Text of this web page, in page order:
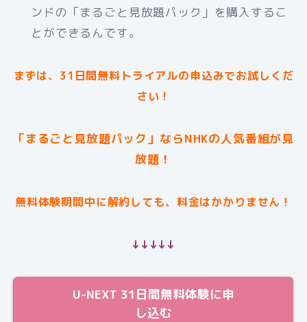
ンドの「まるごと見放題パック」を購入するこ
とができるんです。
まずは、31日間無料トライアルの申込みでお試しくだ
さい！
「まるごと見放題パック」ならNHKの人気番組が見
放題！
無料体験期間中に解約しても、料金はかかりません！
↓↓↓↓↓
U-NEXT 31日間無料体験に申
し込む